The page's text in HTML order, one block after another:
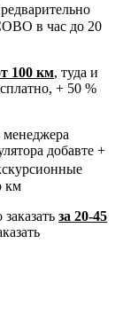
в час до 20
100 км, туда и
+ 50 %
менеджера
добавте +
км
за 20-45